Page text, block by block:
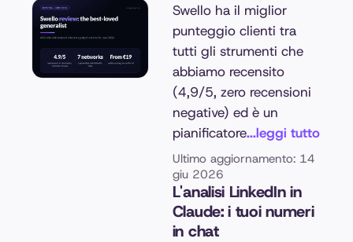
Swello ha il miglior
punteggio clienti tra
tutti gli strumenti che
abbiamo recensito
(4,9/5, zero recensioni
negative) ed è un
pianificatore...leggi tutto
Ultimo aggiornamento: 14
giu 2026
L'analisi LinkedIn in
Claude: i tuoi numeri
in chat